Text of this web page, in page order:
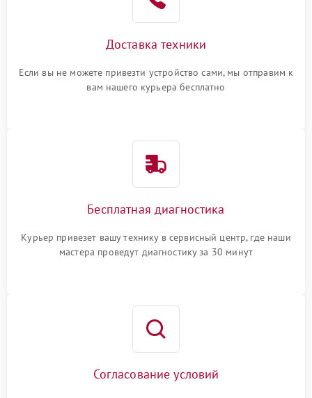
Доставка техники
Если вы не можете привезти устройство сами, мы отправим к
вам нашего курьера бесплатно
Бесплатная диагностика
Курьер привезет вашу технику в сервисный центр, где наши
мастера проведут диагностику за 30 минут
Согласование условий